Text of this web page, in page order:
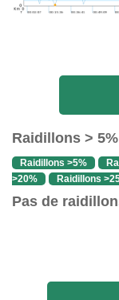
Raidillons > 5%
Raidillons >5%
>20%
Raidillons
Pas de